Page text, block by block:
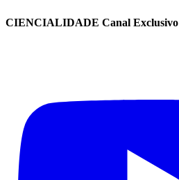
CIENCIALIDADE Canal Exclusivo